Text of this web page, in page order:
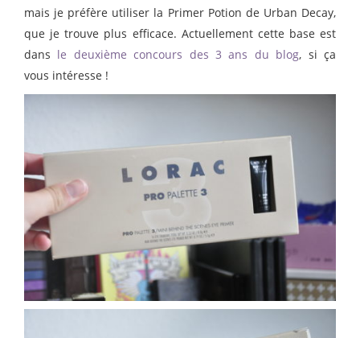
mais je préfère utiliser la Primer Potion de Urban Decay,
que je trouve plus efficace. Actuellement cette base est
dans le deuxième concours des 3 ans du blog, si ça
vous intéresse !